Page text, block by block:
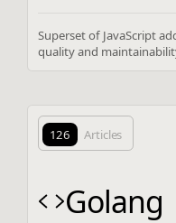
Superset of JavaScript
quality and
126 Articles
Golang